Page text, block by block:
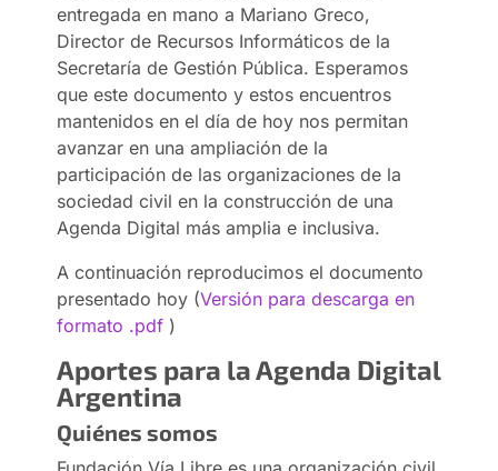
entregada en mano a Mariano Greco,
Director de Recursos Informáticos de la
Secretaría de Gestión Pública. Esperamos
que este documento y estos encuentros
mantenidos en el día de hoy nos permitan
avanzar en una ampliación de la
participación de las organizaciones de la
sociedad civil en la construcción de una
Agenda Digital más amplia e inclusiva.
A continuación reproducimos el documento
presentado hoy (Versión para descarga en
formato .pdf )
Aportes para la Agenda Digital
Argentina
Quiénes somos